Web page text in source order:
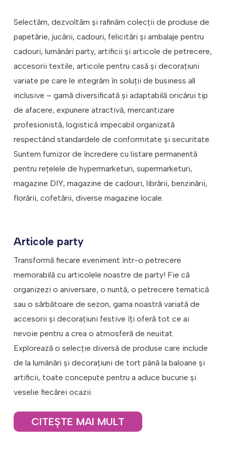
Selectăm, dezvoltăm și rafinăm colecții de produse de
papetărie, jucării, cadouri, felicitări și ambalaje pentru
cadouri, lumânări party, artificii și articole de petrecere,
accesorii textile, articole pentru casă și decorațiuni
variate pe care le integrăm în soluții de business all
inclusive – gamă diversificată și adaptabilă oricărui tip
de afacere, expunere atractivă, mercantizare
profesionistă, logistică impecabil organizată
respectând standardele de conformitate și securitate.
Suntem furnizor de încredere cu listare permanentă
pentru rețelele de hypermarketuri, supermarketuri,
magazine DIY, magazine de cadouri, librării, benzinării,
florării, cofetării, diverse magazine locale.
Articole party
Transformă fiecare eveniment într-o petrecere
memorabilă cu articolele noastre de party! Fie că
organizezi o aniversare, o nuntă, o petrecere tematică
sau o sărbătoare de sezon, gama noastră variată de
accesorii și decorațiuni festive îți oferă tot ce ai
nevoie pentru a crea o atmosferă de neuitat.
Explorează o selecție diversă de produse care include
de la lumânări şi decoraţiuni de tort până la baloane și
artificii, toate concepute pentru a aduce bucurie și
veselie fiecărei ocazii.
CITEŞTE MAI MULT